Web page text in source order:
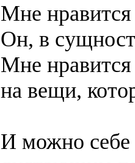
Мне
Он, в
Мне нравится
на вещи,
И можно себе